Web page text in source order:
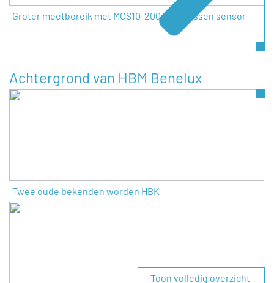
Groter meetbereik met MCS10-200 multi-assen sensor
Achtergrond van HBM Benelux
Twee oude bekenden worden HBK
Toon volledig overzicht